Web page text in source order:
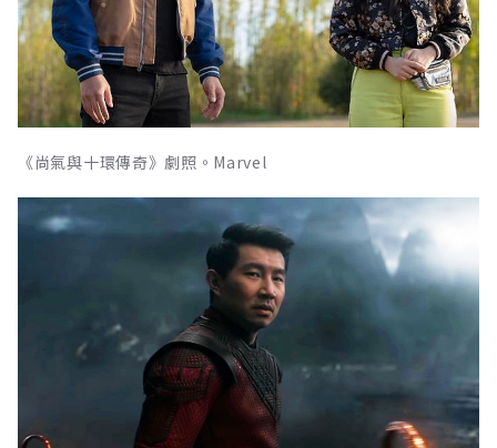
《尚氣與十環傳奇》劇照。Marvel